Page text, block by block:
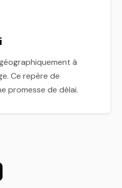
à
Ce repère de
promesse de délai.